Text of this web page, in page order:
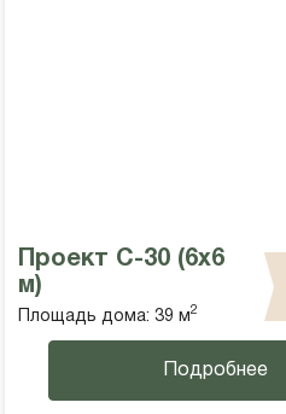
Проект С-30 (6х6
м)
Площадь дома: 39 м2
Подробнее